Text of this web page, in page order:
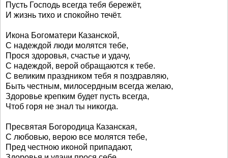
Пусть Господь всегда тебя бережёт,
И жизнь тихо и спокойно течёт.
Икона Богоматери Казанской,
С надеждой люди молятся тебе,
Прося здоровья, счастье и удачу,
С надеждой, верой обращаются к тебе.
С великим праздником тебя я поздравляю,
Быть честным, милосердным всегда желаю,
Здоровье крепким будет пусть всегда,
Чтоб горя не знал ты никогда.
Пресвятая Богородица Казанская,
С любовью, верою все молятся тебе,
Пред честною иконой припадают,